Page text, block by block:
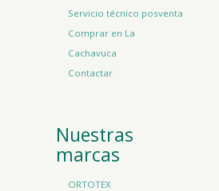
Servicio técnico posventa
Comprar en La
Cachavuca
Contactar
Nuestras
marcas
ORTOTEX